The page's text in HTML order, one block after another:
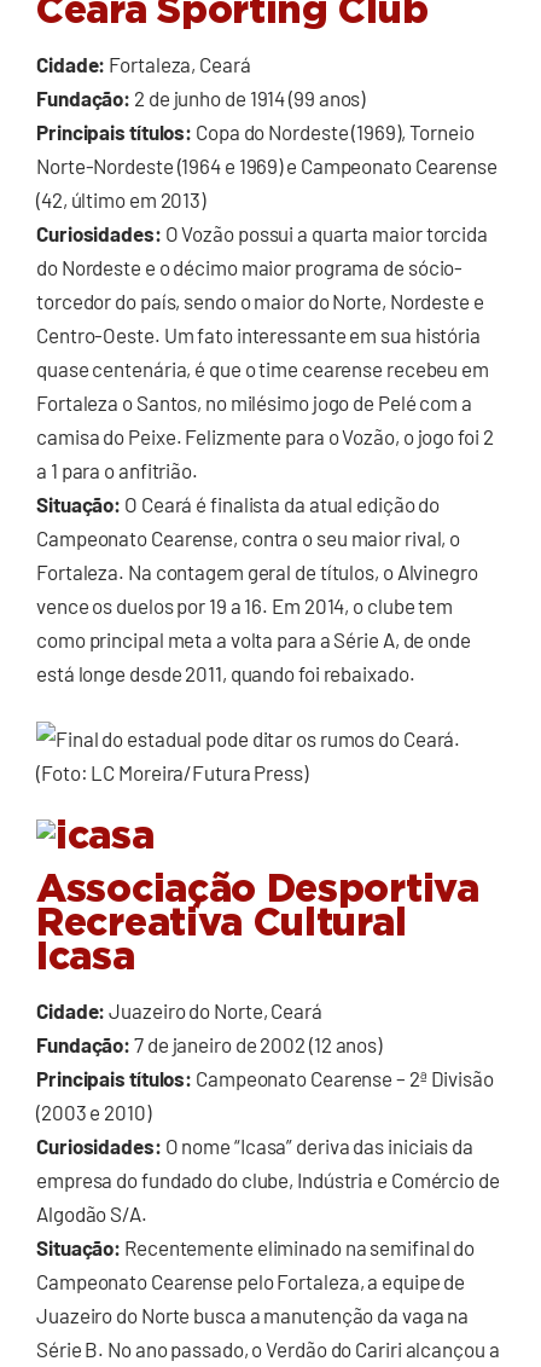
Ceará Sporting Club
Cidade: Fortaleza, Ceará
Fundação: 2 de junho de 1914 (99 anos)
Principais títulos: Copa do Nordeste (1969), Torneio
Norte-Nordeste (1964 e 1969) e Campeonato Cearense
(42, último em 2013)
Curiosidades: O Vozão possui a quarta maior torcida
do Nordeste e o décimo maior programa de sócio-
torcedor do país, sendo o maior do Norte, Nordeste e
Centro-Oeste. Um fato interessante em sua história
quase centenária, é que o time cearense recebeu em
Fortaleza o Santos, no milésimo jogo de Pelé com a
camisa do Peixe. Felizmente para o Vozão, o jogo foi 2
a 1 para o anfitrião.
Situação: O Ceará é finalista da atual edição do
Campeonato Cearense, contra o seu maior rival, o
Fortaleza. Na contagem geral de títulos, o Alvinegro
vence os duelos por 19 a 16. Em 2014, o clube tem
como principal meta a volta para a Série A, de onde
está longe desde 2011, quando foi rebaixado.
Associação Desportiva
Recreativa Cultural
Icasa
Cidade: Juazeiro do Norte, Ceará
Fundação: 7 de janeiro de 2002 (12 anos)
Principais títulos: Campeonato Cearense – 2ª Divisão
(2003 e 2010)
Curiosidades: O nome “Icasa” deriva das iniciais da
empresa do fundado do clube, Indústria e Comércio de
Algodão S/A.
Situação: Recentemente eliminado na semifinal do
Campeonato Cearense pelo Fortaleza, a equipe de
Juazeiro do Norte busca a manutenção da vaga na
Série B. No ano passado, o Verdão do Cariri alcançou a